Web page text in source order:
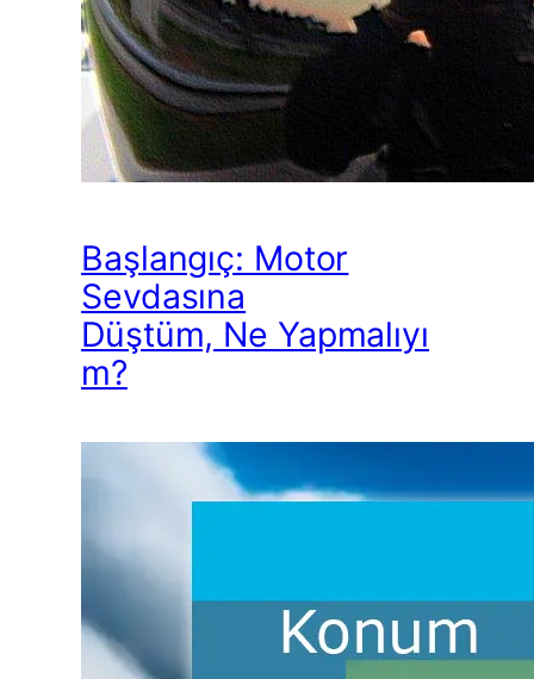
Başlangıç: Motor
Sevdasına
Düştüm, Ne Yapmalıyı
m?